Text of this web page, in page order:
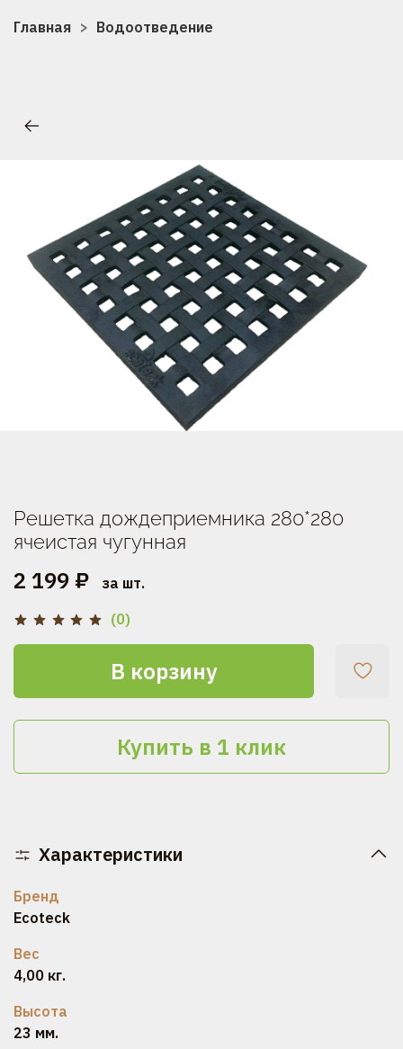
Главная Водоотведение
(0)
Решетка дождеприемника 280*280
ячеистая чугунная
2 199 ₽ за шт.
В корзину
Купить в 1 клик
Характеристики
Бренд
Ecoteck
Вес
4,00 кг.
Высота
23 мм.